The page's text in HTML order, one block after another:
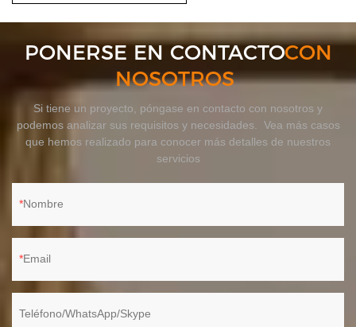
PONERSE EN CONTACTOCON
NOSOTROS
Si tiene un proyecto, póngase en contacto con nosotros y
podemos analizar sus requisitos y necesidades. Vea más casos
que hemos realizado para conocer más detalles de nuestros
servicios
Nombre
Email
Teléfono/WhatsApp/Skype